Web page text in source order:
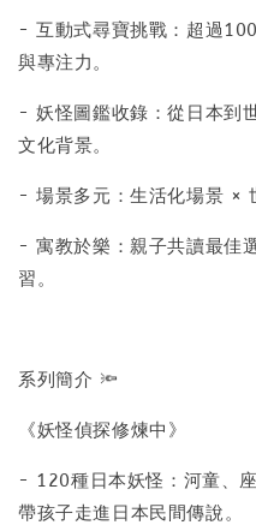
- 互動式尋寶挑戰：超過
與專注力。
- 妖怪圖鑑收錄：從日本到
文化背景。
- 場景多元：生活化場景 ×
- 寓教於樂：親子共讀最佳
習。
系列簡介 🔦
《妖怪偵探修煉中》
- 120種日本妖怪：河童、
帶孩子走進日本民間傳說。